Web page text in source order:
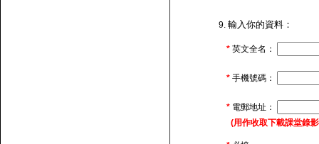
輸入你的資料：
* 英文全名：
* 手機號碼：
* 電郵地址：
(用作收取下載課堂錄